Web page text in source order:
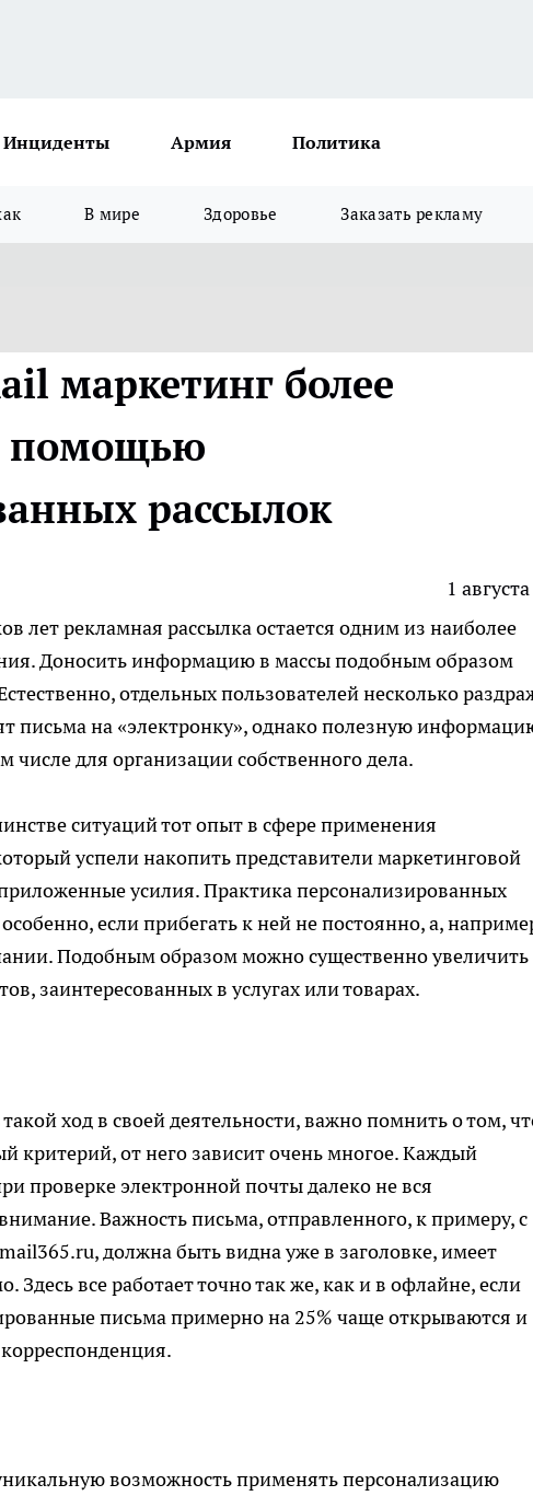
Инциденты Армия Политика
В мире Здоровье Заказать рекламу
маркетинг более
помощью
рассылок
1
лет рекламная рассылка остается одним из наиболее
Доносить информацию в массы подобным образом
отдельных пользователей несколько
письма на «электронку», однако полезную
числе для организации собственного дела.
ситуаций тот опыт в сфере применения
успели накопить представители маркетинговой
усилия. Практика персонализированных
если прибегать к ней не постоянно, а,
Подобным образом можно существенно увеличить
заинтересованных в услугах или товарах.
ход в своей деятельности, важно помнить о том,
критерий, от него зависит очень многое. Каждый
проверке электронной почты далеко не вся
Важность письма, отправленного, к примеру, с
mail365.ru, должна быть видна уже в заголовке, имеет
Здесь все работает точно так же, как и в офлайне, если
письма примерно на 25% чаще открываются и
возможность применять персонализацию